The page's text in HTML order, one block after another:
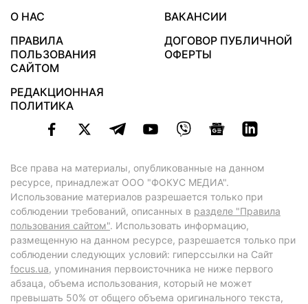
О НАС
ВАКАНСИИ
ПРАВИЛА
ПОЛЬЗОВАНИЯ
САЙТОМ
ДОГОВОР ПУБЛИЧНОЙ
ОФЕРТЫ
РЕДАКЦИОННАЯ
ПОЛИТИКА
Все права на материалы, опубликованные на данном
ресурсе, принадлежат ООО "ФОКУС МЕДИА".
Использование материалов разрешается только при
соблюдении требований, описанных в разделе "Правила
пользования сайтом". Использовать информацию,
размещенную на данном ресурсе, разрешается только при
соблюдении следующих условий: гиперссылки на Сайт
focus.ua, упоминания первоисточника не ниже первого
абзаца, объема использования, который не может
превышать 50% от общего объема оригинального текста,